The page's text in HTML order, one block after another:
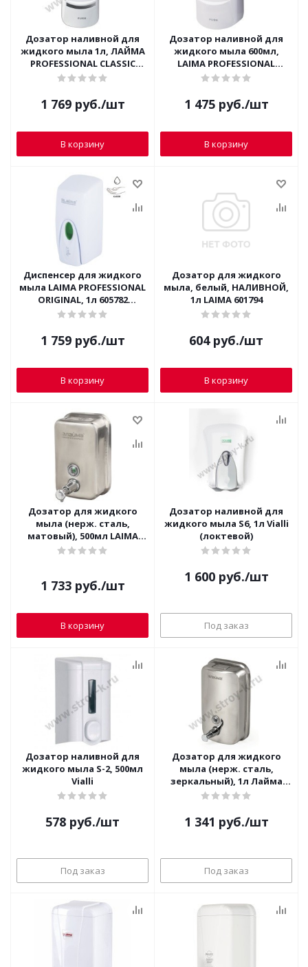
Дозатор наливной для
жидкого мыла 1л, ЛАЙМА
PROFESSIONAL CLASSIC
601424 (белый пластик)
1 769руб./шт
В корзину
Дозатор наливной для
жидкого мыла 600мл,
LAIMA PROFESSIONAL
CLASSIC 601423 (белый
1 475руб./шт
В корзину
Диспенсер для жидкого
мыла LAIMA PROFESSIONAL
ORIGINAL, 1л 605782
(наливной, белый)
1 759руб./шт
В корзину
Дозатор для жидкого
мыла, белый, НАЛИВНОЙ,
1л LAIMA 601794
604руб./шт
В корзину
Дозатор для жидкого
мыла (нерж. сталь,
матовый), 500мл LAIMA
PROFESSIONAL INOX 605396
1 733руб./шт
В корзину
Дозатор наливной для
жидкого мыла S6, 1л Vialli
(локтевой)
1 600руб./шт
Под заказ
Дозатор наливной для
жидкого мыла S-2, 500мл
Vialli
578 руб./шт
Под заказ
Дозатор для жидкого
мыла (нерж. сталь,
зеркальный), 1л Лайма
601796
1 341 руб./шт
Под заказ